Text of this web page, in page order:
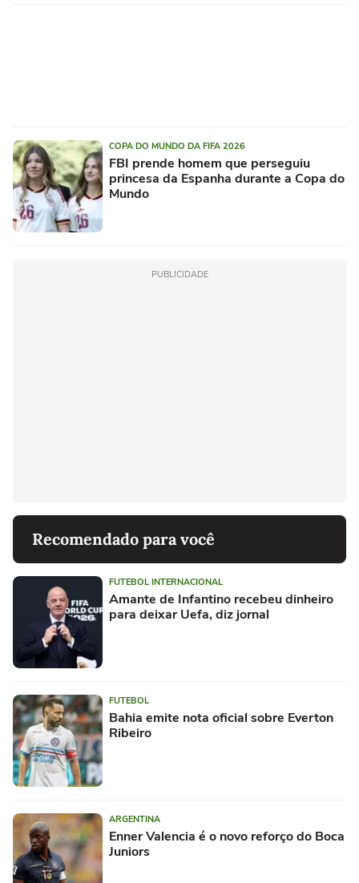
COPA DO MUNDO DA FIFA 2026
FBI prende homem que perseguiu
princesa da Espanha durante a Copa do
Mundo
PUBLICIDADE
Recomendado para você
FUTEBOL INTERNACIONAL
Amante de Infantino recebeu dinheiro
para deixar Uefa, diz jornal
FUTEBOL
Bahia emite nota oficial sobre Everton
Ribeiro
ARGENTINA
Enner Valencia é o novo reforço do Boca
Juniors